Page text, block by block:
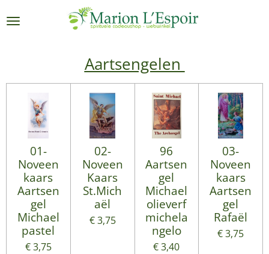
direct
Aartsengelen
01-
Noveen
kaars
Aartsen
gel
Michael
pastel
€ 3,75
02-
Noveen
Kaars
St.Mich
aël
€ 3,75
96
Aartsen
gel
Michael
olieverf
michela
ngelo
€ 3,40
03-
Noveen
kaars
Aartsen
gel
Rafaël
€ 3,75